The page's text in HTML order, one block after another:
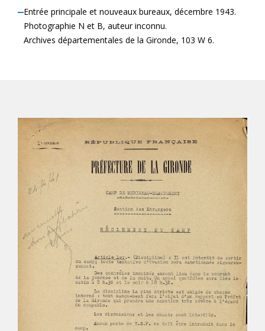
Entrée principale et nouveaux bureaux, décembre 1943.
Photographie N et B, auteur inconnu.
Archives départementales de la Gironde, 103 W 6.
Extrait du registre chronologique d’entrées et de sorties
des internés politiques, juifs et étrangers, novembre 1940-